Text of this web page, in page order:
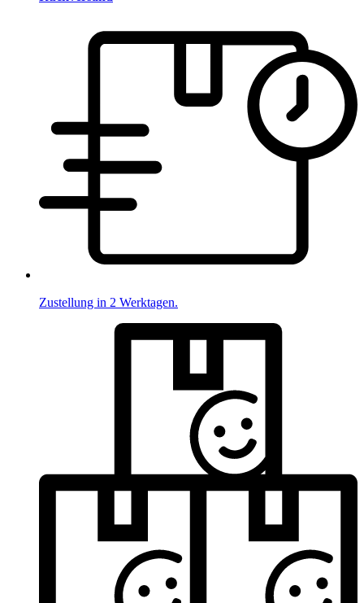
Zustellung in 2 Werktagen.